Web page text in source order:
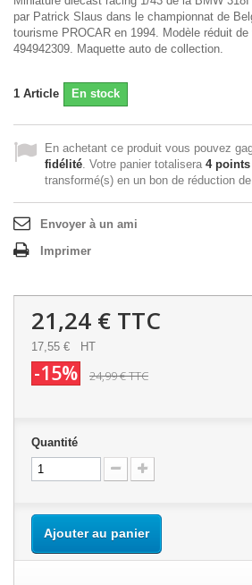
par Patrick Slaus dans le championnat de
tourisme PROCAR en 1994. Modèle réduit
494942309. Maquette auto de collection.
1 Article En stock
En achetant ce produit vous pouvez
fidélité. Votre panier totalisera 4points
transformé(s) en un bon de réduction de
Envoyer à un ami
Imprimer
21,24 € TTC
17,55 € HT
-15% 24,99 €TTC
Quantité
Ajouter au panier